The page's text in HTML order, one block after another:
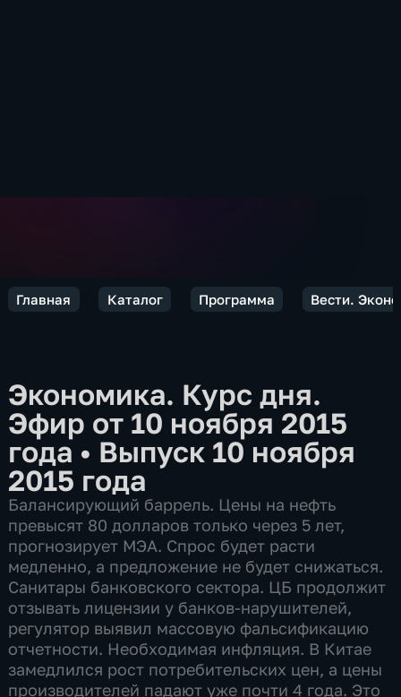
Главная Каталог Программа Вести.
Экономика. Курс дня.
Эфир от 10 ноября 2015
года • Выпуск 10 ноября
2015 года
Балансирующий баррель. Цены на нефть
превысят 80 долларов только через 5 лет,
прогнозирует МЭА. Спрос будет расти
медленно, а предложение не будет снижаться.
Санитары банковского сектора. ЦБ продолжит
отзывать лицензии у банков-нарушителей,
регулятор выявил массовую фальсификацию
отчетности. Необходимая инфляция. В Китае
замедлился рост потребительских цен, а цены
производителей падают уже почти 4 года. Это